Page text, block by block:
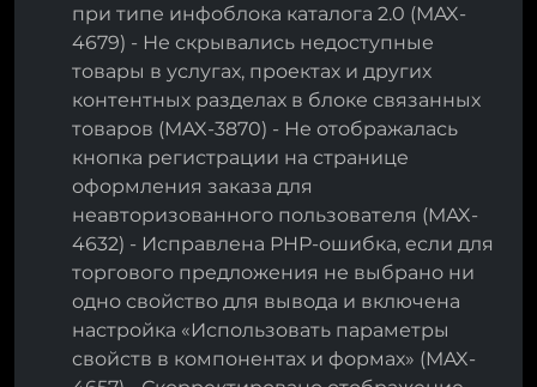
при типе инфоблока каталога 2.0 (MAX-
4679) - Не скрывались недоступные
товары в услугах, проектах и других
контентных разделах в блоке связанных
товаров (MAX-3870) - Не отображалась
кнопка регистрации на странице
оформления заказа для
неавторизованного пользователя (MAX-
4632) - Исправлена PHP-ошибка, если для
торгового предложения не выбрано ни
одно свойство для вывода и включена
настройка «Использовать параметры
свойств в компонентах и формах» (MAX-